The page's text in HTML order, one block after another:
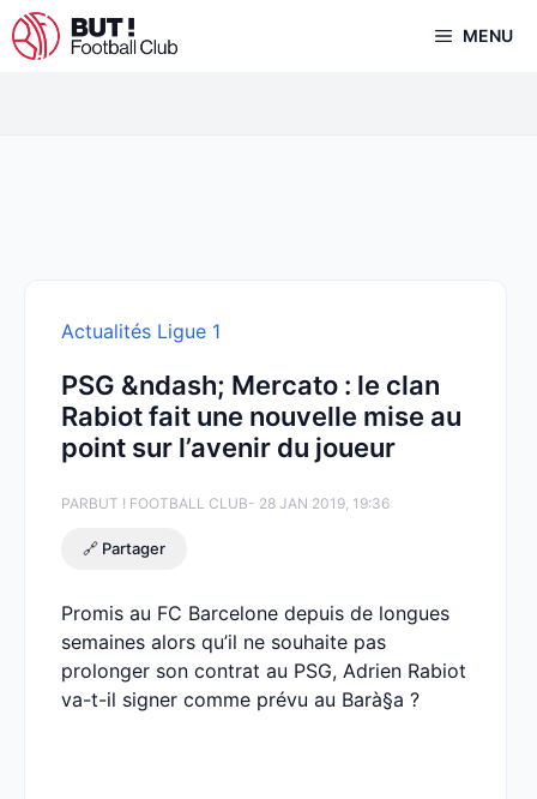
Aller
au
MENU
Actualités Ligue 1
PSG &ndash; Mercato : le clan
Rabiot fait une nouvelle mise au
point sur l’avenir du joueur
PARBUT ! FOOTBALL CLUB- 28 JAN 2019, 19:36
🔗 Partager
Promis au FC Barcelone depuis de longues
semaines alors qu’il ne souhaite pas
prolonger son contrat au PSG, Adrien Rabiot
va-t-il signer comme prévu au Barà§a ?